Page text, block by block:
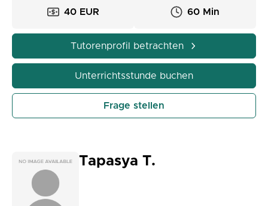
40 EUR 60 Min
Tutorenprofil betrachten
Unterrichtsstunde buchen
Frage stellen
Tapasya T.